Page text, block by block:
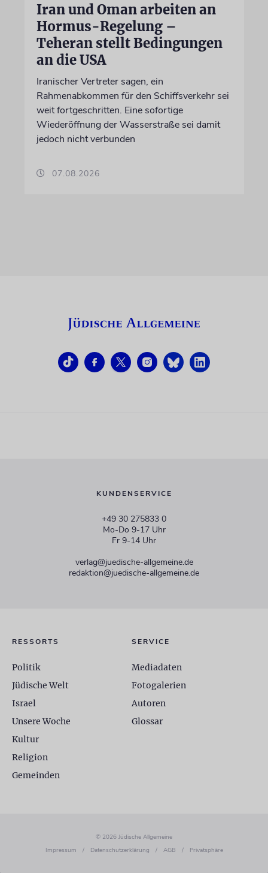
Iran und Oman arbeiten an
Hormus-Regelung –
Teheran stellt Bedingungen
an die USA
Iranischer Vertreter sagen, ein
Rahmenabkommen für den Schiffsverkehr sei
weit fortgeschritten. Eine sofortige
Wiederöffnung der Wasserstraße sei damit
jedoch nicht verbunden
07.08.2026
KUNDENSERVICE
+49 30 275833 0
Mo-Do 9-17 Uhr
Fr 9-14 Uhr
verlag@juedische-allgemeine.de
redaktion@juedische-allgemeine.de
RESSORTS
Politik
Jüdische Welt
Israel
Unsere Woche
Kultur
Religion
Gemeinden
SERVICE
Mediadaten
Fotogalerien
Autoren
Glossar
© 2026 Jüdische Allgemeine
Impressum
/ Datenschutzerklärung / AGB / Privatsphäre